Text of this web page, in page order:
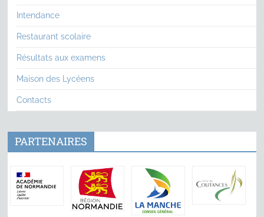
Intendance
Restaurant scolaire
Résultats aux examens
Maison des Lycéens
Contacts
PARTENAIRES